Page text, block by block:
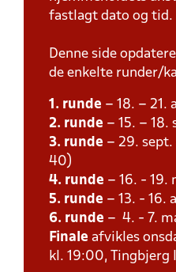
fastlagt dato og tid.
Denne side
de enkelte runder/
1. runde – 18. – 21.
2. runde – 15. – 18.
3. runde – 29.
40)
4. runde – 16. - 19.
5. runde – 13. - 16.
6. runde – 4. - 7.
Finale afvikles
kl. 19:00, Tingbjerg